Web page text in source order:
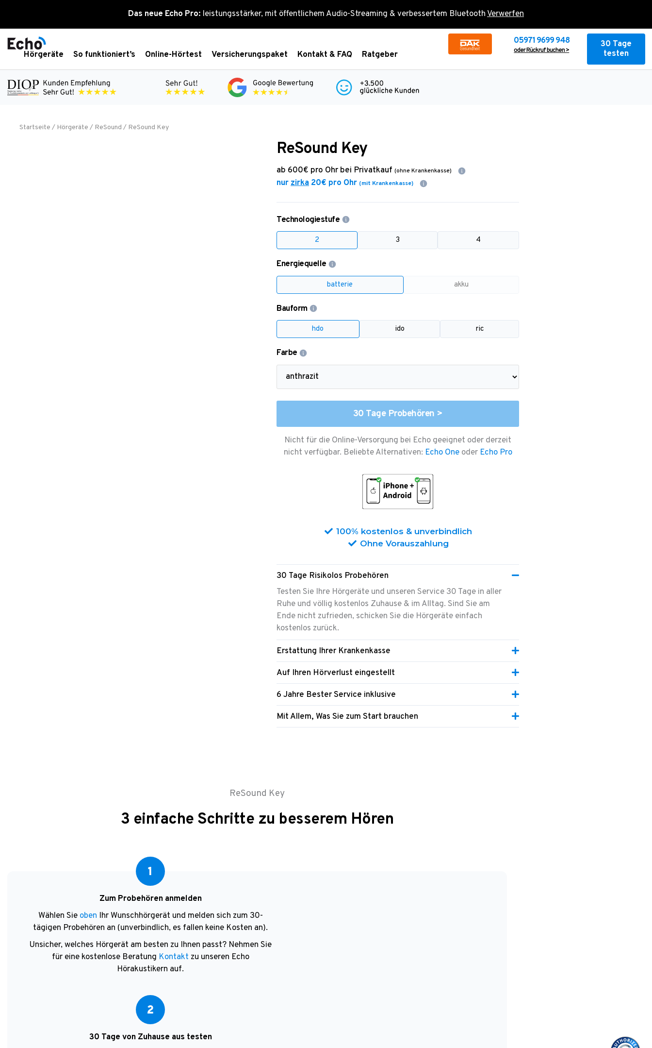
Das neue Echo Pro: leistungsstärker, mit öffentlichem Audio-Streaming & verbessertem BluetoothVerwerfen
springen
Hörgeräte So funktioniert’s Online-Hörtest Versicherungspaket Kontakt & FAQ Ratgeber
05971 9699 948
oder Rückruf buchen >
30 Tage
testen
Startseite / Hörgeräte / ReSound / ReSound Key
ReSound Key
ab 600€ pro Ohr bei Privatkauf (ohne Krankenkasse)
nurzirka 20€ pro Ohr (mit Krankenkasse)
Technologiestufe
2 3 4
Energiequelle
batterie akku
Bauform
hdo ido ric
Farbe
30 Tage Probehören >
Nicht für die Online-Versorgung bei Echo geeignet oder derzeit
nicht verfügbar. Beliebte Alternativen: Echo Oneoder Echo Pro
100% kostenlos & unverbindlich
Ohne Vorauszahlung
30 Tage Risikolos Probehören
Testen Sie Ihre Hörgeräte und unseren Service 30 Tage in aller
Ruhe und völlig kostenlos Zuhause & im Alltag. Sind Sie am
Ende nicht zufrieden, schicken Sie die Hörgeräte einfach
kostenlos zurück.
Erstattung Ihrer Krankenkasse
Auf Ihren Hörverlust eingestellt
6 Jahre Bester Service inklusive
Mit Allem, Was Sie zum Start brauchen
ReSound Key
3 einfache Schritte zu besserem Hören
1
Zum Probehören anmelden
Wählen Sie oben Ihr Wunschhörgerät und melden sich zum 30-
tägigen Probehören an (unverbindlich, es fallen keine Kosten an).
Unsicher, welches Hörgerät am besten zu Ihnen passt? Nehmen Sie
für eine kostenlose Beratung Kontakt zu unseren Echo
Hörakustikern auf.
2
30 Tage von Zuhause aus testen